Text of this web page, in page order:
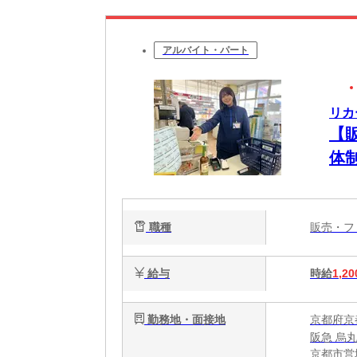
アルバイト・パート
リ
【
体
職種 販売・
給与 時給
勤務地・面接地
京都府
阪急 烏
京都市